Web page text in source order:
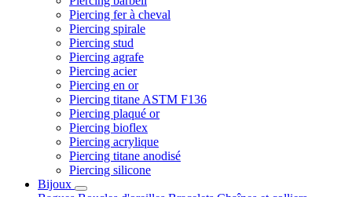
Piercing fer à cheval
Piercing spirale
Piercing stud
Piercing agrafe
Piercing acier
Piercing en or
Piercing titane ASTM F136
Piercing plaqué or
Piercing bioflex
Piercing acrylique
Piercing titane anodisé
Piercing silicone
Bijoux